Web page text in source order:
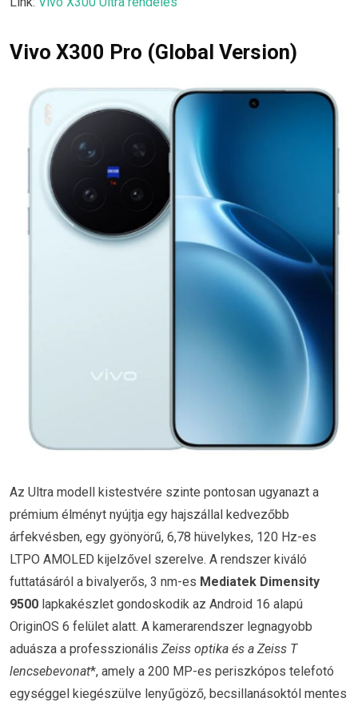
Vivo X300 Pro (Global Version)
Az Ultra modell kistestvére szinte pontosan ugyanazt a
prémium élményt nyújtja egy hajszállal kedvezőbb
árfekvésben, egy gyönyörű, 6,78 hüvelykes, 120 Hz-es
LTPO AMOLED kijelzővel szerelve. A rendszer kiváló
futtatásáról a bivalyerős, 3 nm-es Mediatek Dimensity
9500 lapkakészlet gondoskodik az Android 16 alapú
OriginOS 6 felület alatt. A kamerarendszer legnagyobb
aduásza a professzionális Zeiss optika és a Zeiss T
lencsebevonat*, amely a 200 MP-es periszkópos telefotó
egységgel kiegészülve lenyűgöző, becsillanásoktól mentes